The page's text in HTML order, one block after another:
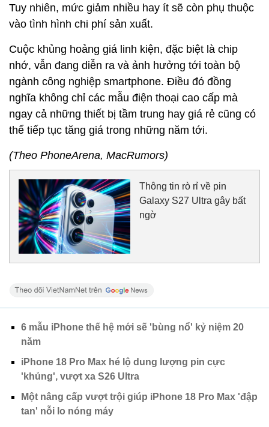
Tuy nhiên, mức giảm nhiều hay ít sẽ còn phụ thuộc
vào tình hình chi phí sản xuất.
Cuộc khủng hoảng giá linh kiện, đặc biệt là chip
nhớ, vẫn đang diễn ra và ảnh hưởng tới toàn bộ
ngành công nghiệp smartphone. Điều đó đồng
nghĩa không chỉ các mẫu điện thoại cao cấp mà
ngay cả những thiết bị tầm trung hay giá rẻ cũng có
thể tiếp tục tăng giá trong những năm tới.
(Theo PhoneArena, MacRumors)
Thông tin rò rỉ về pin
Galaxy S27 Ultra gây bất
ngờ
6 mẫu iPhone thế hệ mới sẽ 'bùng nổ' kỷ niệm 20
năm
iPhone 18 Pro Max hé lộ dung lượng pin cực
'khủng', vượt xa S26 Ultra
Một nâng cấp vượt trội giúp iPhone 18 Pro Max 'đập
tan' nỗi lo nóng máy